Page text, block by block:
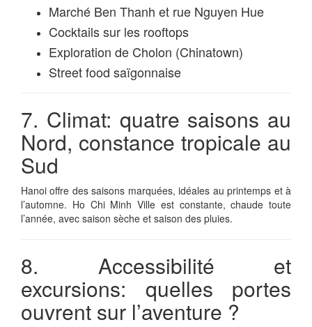
Marché Ben Thanh et rue Nguyen Hue
Cocktails sur les rooftops
Exploration de Cholon (Chinatown)
Street food saïgonnaise
7. Climat: quatre saisons au
Nord, constance tropicale au
Sud
Hanoi offre des saisons marquées, idéales au printemps et à
l’automne. Ho Chi Minh Ville est constante, chaude toute
l’année, avec saison sèche et saison des pluies.
8. Accessibilité et
excursions: quelles portes
ouvrent sur l’aventure ?